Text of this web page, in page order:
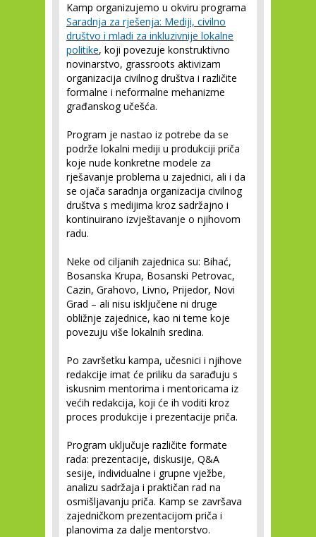
Kamp organizujemo u okviru programa
Saradnja za rješenja: Mediji, civilno
društvo i mladi za inkluzivnije lokalne
politike, koji povezuje konstruktivno
novinarstvo, grassroots aktivizam
organizacija civilnog društva i različite
formalne i neformalne mehanizme
građanskog učešća.
Program je nastao iz potrebe da se
podrže lokalni mediji u produkciji priča
koje nude konkretne modele za
rješavanje problema u zajednici, ali i da
se ojača saradnja organizacija civilnog
društva s medijima kroz sadržajno i
kontinuirano izvještavanje o njihovom
radu.
Neke od ciljanih zajednica su: Bihać,
Bosanska Krupa, Bosanski Petrovac,
Cazin, Grahovo, Livno, Prijedor, Novi
Grad – ali nisu isključene ni druge
obližnje zajednice, kao ni teme koje
povezuju više lokalnih sredina.
Po završetku kampa, učesnici i njihove
redakcije imat će priliku da sarađuju s
iskusnim mentorima i mentoricama iz
većih redakcija, koji će ih voditi kroz
proces produkcije i prezentacije priča.
Program uključuje različite formate
rada: prezentacije, diskusije, Q&A
sesije, individualne i grupne vježbe,
analizu sadržaja i praktičan rad na
osmišljavanju priča. Kamp se završava
zajedničkom prezentacijom priča i
planovima za dalje mentorstvo.